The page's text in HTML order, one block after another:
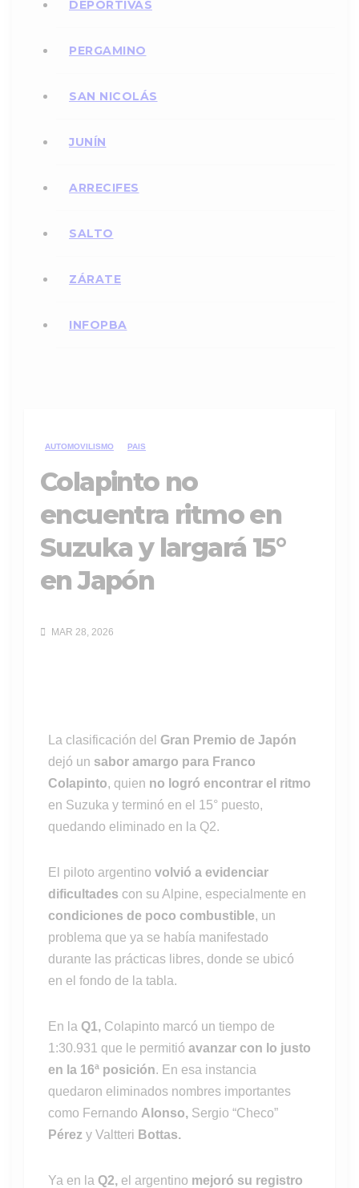
DEPORTIVAS
PERGAMINO
SAN NICOLÁS
JUNÍN
ARRECIFES
SALTO
ZÁRATE
INFOPBA
AUTOMOVILISMO PAIS
Colapinto no
encuentra ritmo en
Suzuka y largará 15°
en Japón
MAR 28, 2026
La clasificación del Gran Premio de Japón
dejó un sabor amargo para Franco
Colapinto, quien no logró encontrar el ritmo
en Suzuka y terminó en el 15° puesto,
quedando eliminado en la Q2.
El piloto argentino volvió a evidenciar
dificultades con su Alpine, especialmente en
condiciones de poco combustible, un
problema que ya se había manifestado
durante las prácticas libres, donde se ubicó
en el fondo de la tabla.
En la Q1, Colapinto marcó un tiempo de
1:30.931 que le permitió avanzar con lo justo
en la 16ª posición. En esa instancia
quedaron eliminados nombres importantes
como Fernando Alonso, Sergio “Checo”
Pérez y Valtteri Bottas.
Ya en la Q2, el argentino mejoró su registro